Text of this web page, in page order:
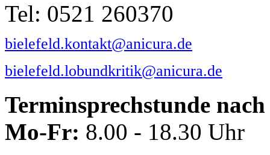
Tel: 0521 260370
bielefeld.kontakt@anicura.de
bielefeld.lobundkritik@anicura.de
Terminsprechstunde
Mo-Fr: 8.00 - 18.30 Uhr